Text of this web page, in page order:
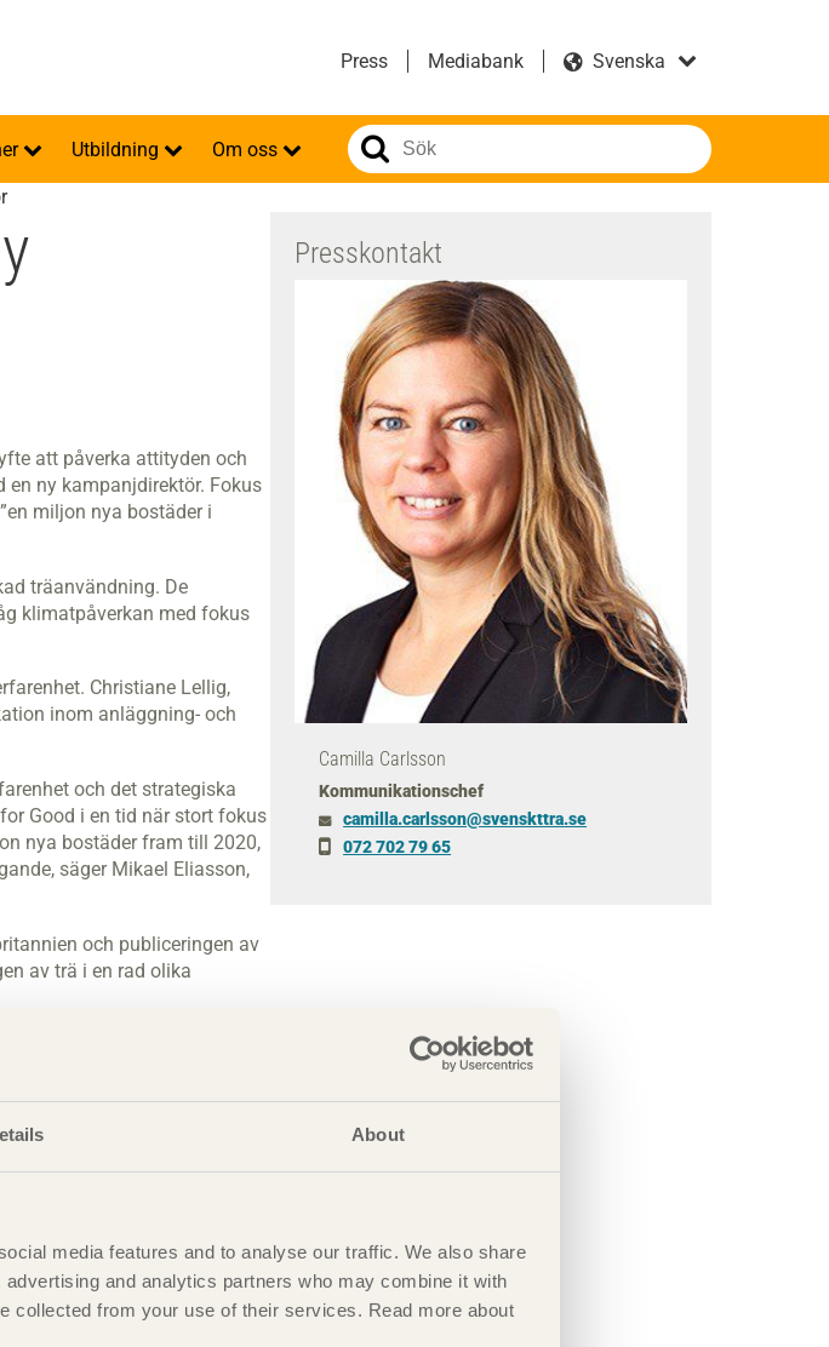
About
media features and to analyse our traffic. We also share
and analytics partners who may combine it with
collected from your use of their services. Read more about
Press Mediabank
Utbildning Om oss
att påverka attityden och
en ny kampanjdirektör. Fokus
miljon nya bostäder i
träanvändning. De
klimatpåverkan med fokus
Christiane Lellig,
inom anläggning- och
och det strategiska
Good i en tid när stort fokus
nya bostäder fram till 2020,
säger Mikael Eliasson,
och publiceringen av
av trä i en rad olika
Dess finansiering kommer
samt Forestry
annat att lyfta fram trä i
och samhälleliga fördelarna
och
Presskontakt
Camilla Carlsson
Kommunikationschef
camilla.carlsson@svenskttra.se
072 702 79 65